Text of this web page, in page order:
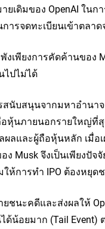
ยเดิมของ OpenAI ใน
การจดทะเบียนเข้าตลา
งเพียงการคัดค้านของ
ไปไม่ได้
สนับสนุนจากมหาอำนา
อหุ้นภายนอกรายใหญ่ที่
ผลและผู้ถือหุ้นหลัก เมื่
ง Musk จึงเป็นเพียงปั
ห้การทำ IPO ต้องหยุด
ยชนะคดีและส่งผลให้
น้อยมาก (Tail Event)